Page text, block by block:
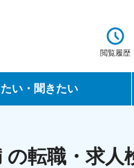
閲覧履歴
い・聞きたい
職 転職・求人